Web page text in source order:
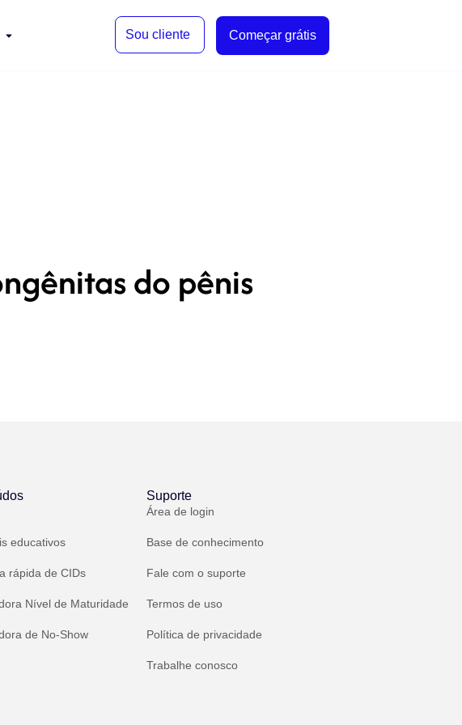
Sou cliente Começar grátis
do pênis
educativos
rápida de CIDs
Nível de Maturidade
de No-Show
Suporte
Área de login
Base de conhecimento
Fale com o suporte
Termos de uso
Política de privacidade
Trabalhe conosco